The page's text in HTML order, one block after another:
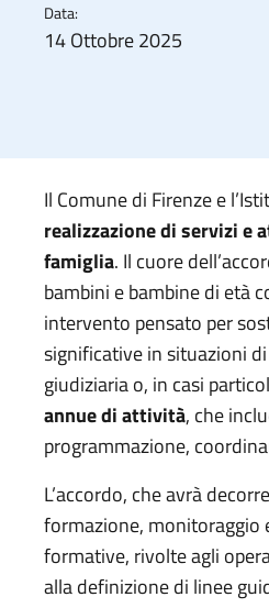
Data:
14 Ottobre 2025
Il Comune di Firenze e
realizzazione di servizi e
famiglia. Il cuore
bambini e bambine di età
intervento pensato per
significative in situazioni
giudiziaria o, in casi
annue di attività, che
programmazione,
L’accordo, che avrà
formazione, monitoraggio
formative, rivolte agli
alla definizione di linee